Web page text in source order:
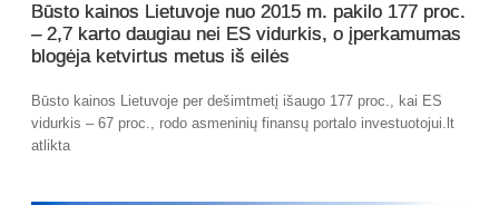
Būsto kainos Lietuvoje nuo 2015 m. pakilo 177 proc.
– 2,7 karto daugiau nei ES vidurkis, o įperkamumas
blogėja ketvirtus metus iš eilės
Būsto kainos Lietuvoje per dešimtmetį išaugo 177 proc., kai ES
vidurkis – 67 proc., rodo asmeninių finansų portalo investuotojui.lt
atlikta